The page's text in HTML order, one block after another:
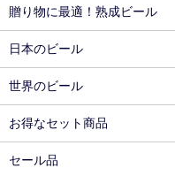
贈り物に最適！熟成ビール
日本のビール
世界のビール
お得なセット商品
セール品